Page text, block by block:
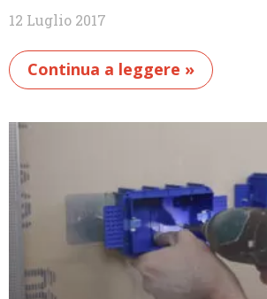
12 Luglio 2017
Continua a leggere »